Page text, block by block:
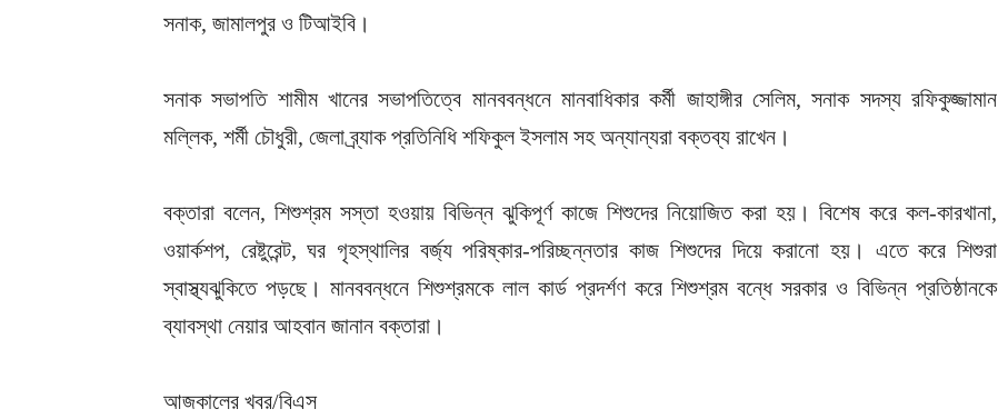
সনাক, জামালপুর ও টিআইবি।
সনাক সভাপতি শামীম খানের সভাপতিত্বে মানববন্ধনে মানবাধিকার কর্মী জাহাঙ্গীর সেলিম, সনাক সদস্য রফিকুজ্জামান
মল্লিক, শর্মী চৌধুরী, জেলা ব্র্যাক প্রতিনিধি শফিকুল ইসলাম সহ অন্যান্যরা বক্তব্য রাখেন।
বক্তারা বলেন, শিশুশ্রম সস্তা হওয়ায় বিভিন্ন ঝুকিপূর্ণ কাজে শিশুদের নিয়োজিত করা হয়। বিশেষ করে কল-কারখানা,
ওয়ার্কশপ, রেষ্টুরেন্ট, ঘর গৃহস্থালির বর্জ্য পরিষ্কার-পরিচ্ছন্নতার কাজ শিশুদের দিয়ে করানো হয়। এতে করে শিশুরা
স্বাস্থ্যঝুকিতে পড়ছে। মানববন্ধনে শিশুশ্রমকে লাল কার্ড প্রদর্শণ করে শিশুশ্রম বন্ধে সরকার ও বিভিন্ন প্রতিষ্ঠানকে
ব্যাবস্থা নেয়ার আহবান জানান বক্তারা।
আজকালের খবর/বিএস